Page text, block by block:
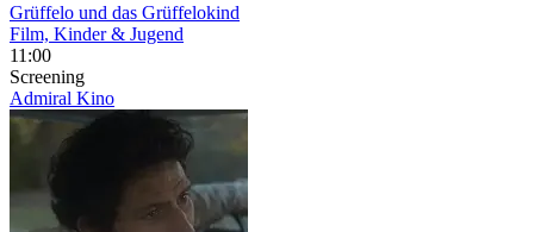
Grüffelo und das Grüffelokind
Film, Kinder & Jugend
11:00
Screening
Admiral Kino